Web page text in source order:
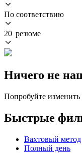
По соответствию
20 резюме
Ничего не
Попробуйте
Быстрые
Вахтовый метод
Полный день